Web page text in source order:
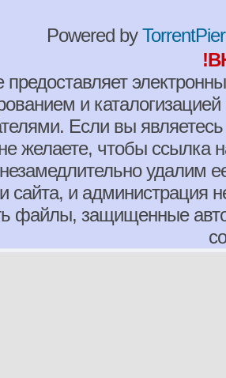
Powered by
предоставляет
и
Если вы являетесь
желаете, чтобы ссылка
удалим
сайта, и администрация
файлы, защищенные